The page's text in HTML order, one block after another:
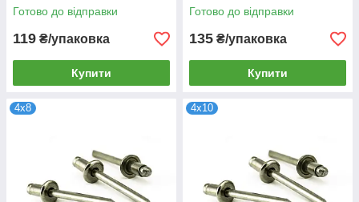
Готово до відправки
119 ₴/упаковка
Купити
Готово до відправки
135 ₴/упаковка
Купити
4х8 4х10